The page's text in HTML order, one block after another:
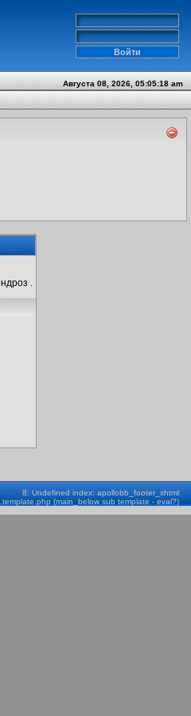
Августа 08, 2026, 05:05:18 am
.
8: Undefined index: apollobb_footer_xhtml
(main_below sub template - eval?)